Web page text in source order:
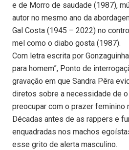
e de Morro de saudade (1987),
autor no mesmo ano da
Gal Costa (1945 – 2022) no
mel como o diabo gosta (1987).
Com letra escrita por
para homem”, Ponto de
gravação em que Sandra Pêra
diretos sobre a necessidade de
preocupar com o prazer feminino
Décadas antes de as rappers e
enquadradas nos machos
esse grito de alerta masculino.